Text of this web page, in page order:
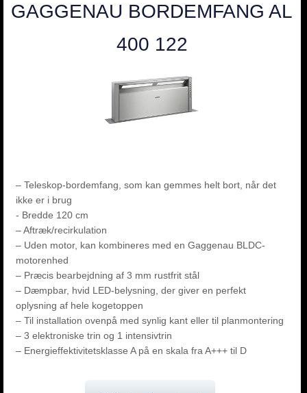
GAGGENAU BORDEMFANG AL
400 122
– Teleskop-bordemfang, som kan gemmes helt bort, når det
ikke er i brug
- Bredde 120 cm
– Aftræk/recirkulation
– Uden motor, kan kombineres med en Gaggenau BLDC-
motorenhed
– Præcis bearbejdning af 3 mm rustfrit stål
– Dæmpbar, hvid LED-belysning, der giver en perfekt
oplysning af hele kogetoppen
– Til installation ovenpå med synlig kant eller til planmontering
– 3 elektroniske trin og 1 intensivtrin
– Energieffektivitetsklasse A på en skala fra A+++ til D